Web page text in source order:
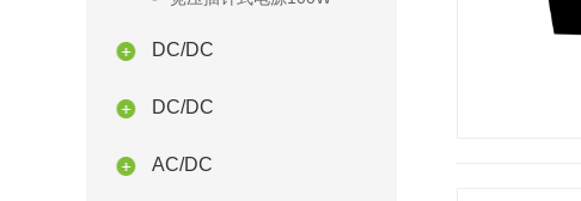
DC/DC
DC/DC
AC/DC